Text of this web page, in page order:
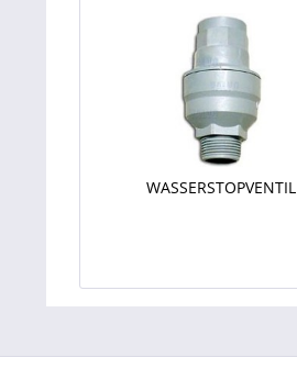
WASSERSTOPVENTIL